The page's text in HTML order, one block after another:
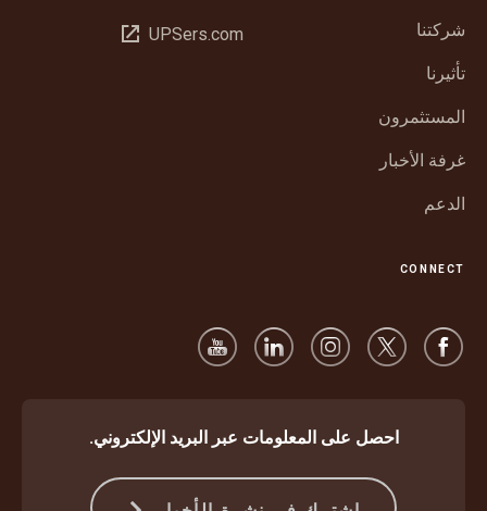
شركتنا
تأثيرنا
المستثمرون
غرفة الأخبار
الدعم
نافذة
UPSers.com فتح
CONNECT
احصل على المعلومات عبر البريد الإلكتروني.